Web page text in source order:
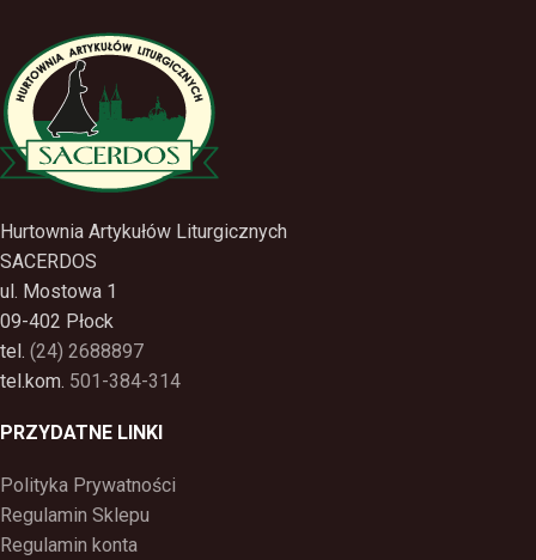
Hurtownia Artykułów Liturgicznych
SACERDOS
ul. Mostowa 1
09-402 Płock
tel. (24) 2688897
tel.kom. 501-384-314
PRZYDATNE LINKI
Polityka Prywatności
Regulamin Sklepu
Regulamin konta